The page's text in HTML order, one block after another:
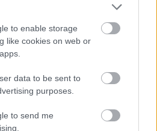
to enable storage
like cookies on web or
data to be sent to
purposes.
to send me
- EGÉSZSÉG